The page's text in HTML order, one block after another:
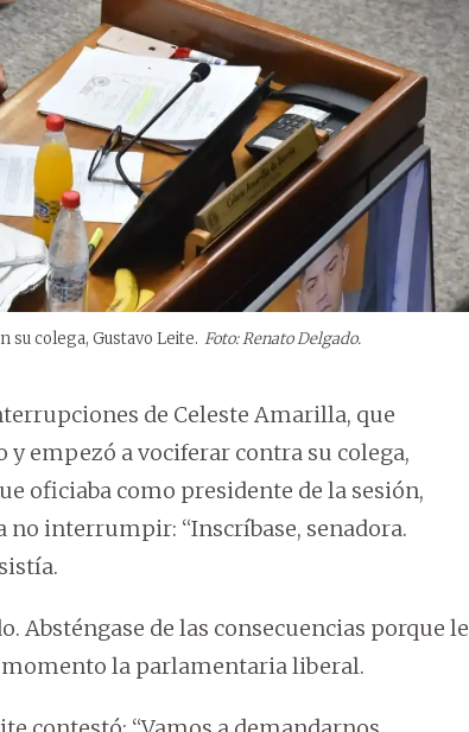
su colega, Gustavo Leite. Foto: Renato Delgado.
de Celeste Amarilla, que
empezó a vociferar contra su colega,
oficiaba como presidente de la sesión,
no interrumpir: “Inscríbase, senadora.
Absténgase de las consecuencias porque le
momento la parlamentaria liberal.